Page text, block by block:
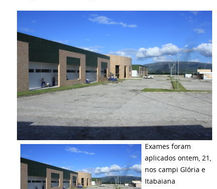
Exames foram
aplicados ontem, 21,
nos campi Glória e
Itabaiana